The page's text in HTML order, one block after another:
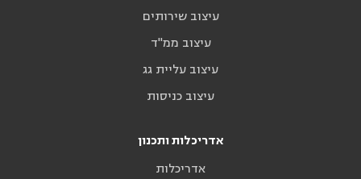
עיצוב שירותים
עיצוב ממ"ד
עיצוב עליית גג
עיצוב כניסות
אדריכלות ותכנון
אדריכלות